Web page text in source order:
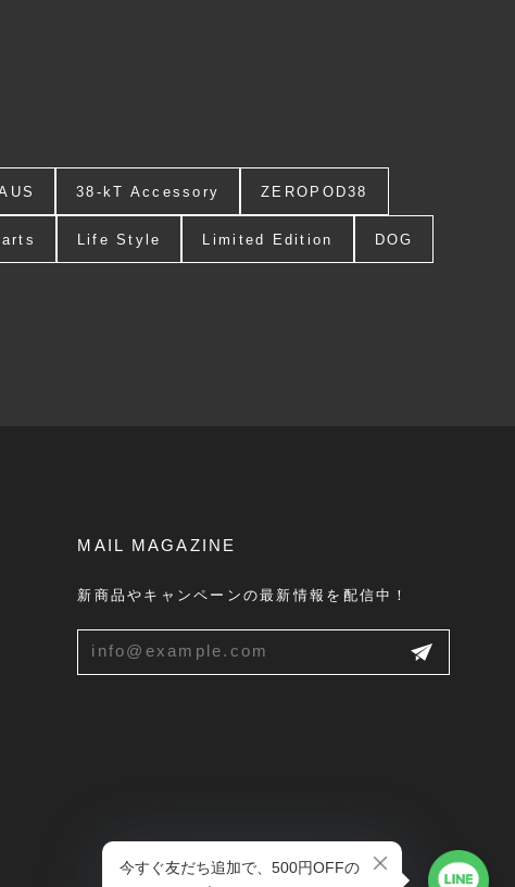
38-kT Accessory ZEROPOD38
Life Style Limited Edition DOG
MAIL MAGAZINE
新商品やキャンペーンの最新情報を配信中！